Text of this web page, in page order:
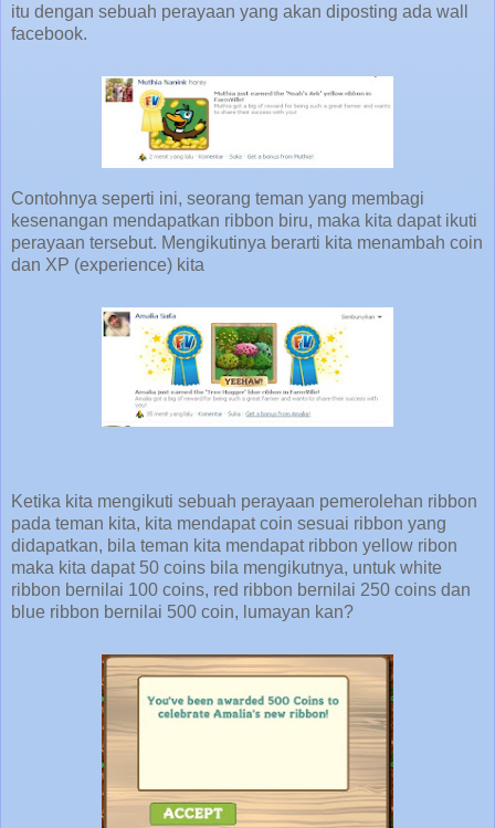
itu dengan sebuah perayaan yang akan diposting ada wall
facebook.
Contohnya seperti ini, seorang teman yang membagi
kesenangan mendapatkan ribbon biru, maka kita dapat ikuti
perayaan tersebut. Mengikutinya berarti kita menambah coin
dan XP (experience) kita
Ketika kita mengikuti sebuah perayaan pemerolehan ribbon
pada teman kita, kita mendapat coin sesuai ribbon yang
didapatkan, bila teman kita mendapat ribbon yellow ribon
maka kita dapat 50 coins bila mengikutnya, untuk white
ribbon bernilai 100 coins, red ribbon bernilai 250 coins dan
blue ribbon bernilai 500 coin, lumayan kan?